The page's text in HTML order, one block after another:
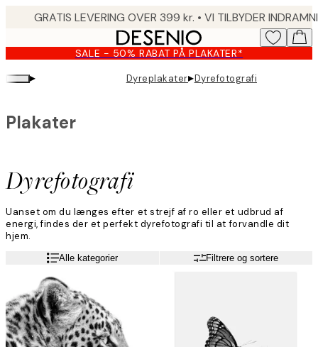
content.
SALE - 50% RABAT PÅ PLAKATER*
▸ Dyreplakater▸Dyrefotografi
Dyrefotografi
Plakater
Uanset om du længes efter et strejf af ro eller et udbrud af
energi, findes der et perfekt dyrefotografi til at forvandle dit
hjem.
Alle kategorier Filtrere og sortere